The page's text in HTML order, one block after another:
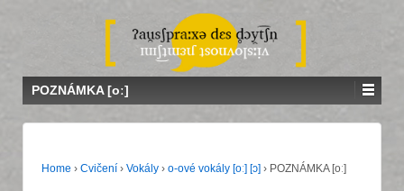
POZNÁMKA [oː]
Home › Cvičení › Vokály › o-ové vokály [oː] [ɔ] › POZNÁMKA [oː]